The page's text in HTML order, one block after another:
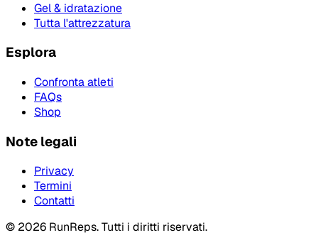
Gel & idratazione
Tutta l'attrezzatura
Esplora
Confronta atleti
FAQs
Shop
Note legali
Privacy
Termini
Contatti
© 2026 RunReps.Tutti i diritti riservati.